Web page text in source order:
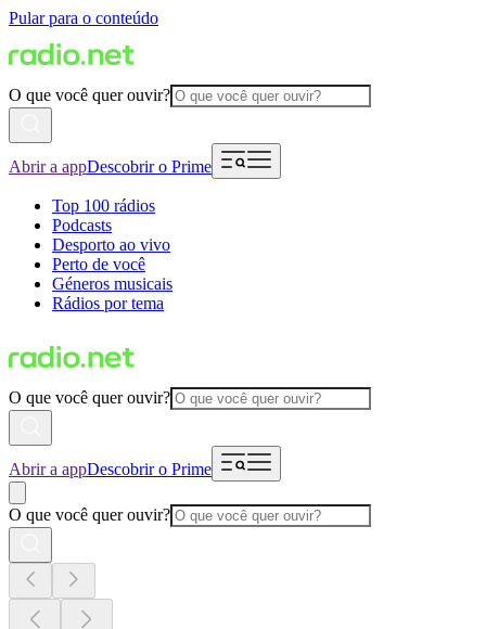
Pular para o conteúdo
O que você quer ouvir?
Abrir a appDescobrir o Prime
Top 100 rádios
Podcasts
Desporto ao vivo
Perto de você
Géneros musicais
Rádios por tema
O que você quer ouvir?
Abrir a appDescobrir o Prime
O que você quer ouvir?